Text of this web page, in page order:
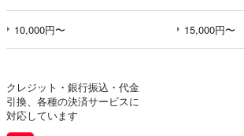
10,000円〜 15,000円〜
クレジット・銀行振込・代金
引換、各種の決済サービスに
対応しています